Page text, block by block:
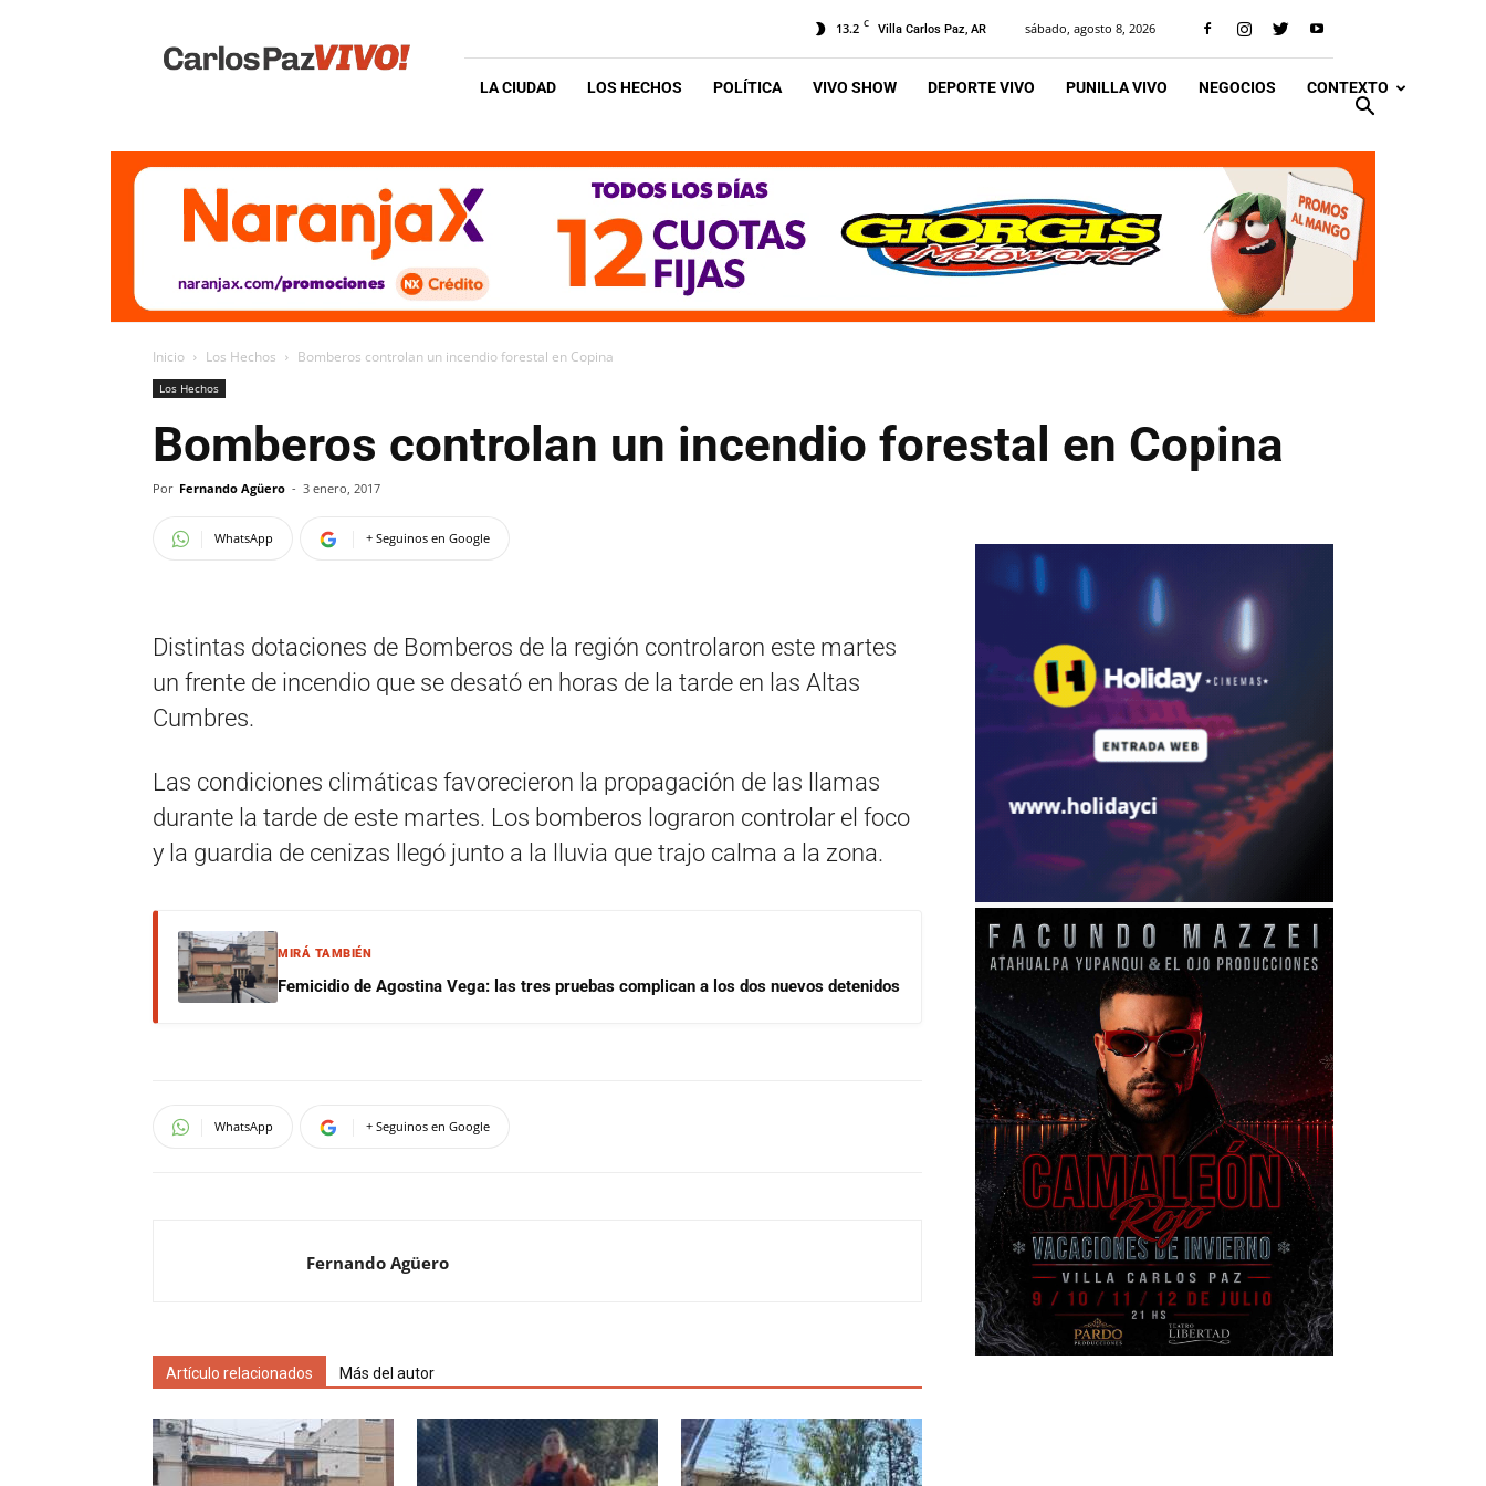
Vivo
13.2 C Villa Carlos Paz, AR sábado, agosto 8, 2026
LA CIUDAD LOS HECHOS POLÍTICA VIVO SHOW DEPORTE VIVO PUNILLA VIVO NEGOCIOS CONTEXTO
Inicio Los Hechos Bomberos controlan un incendio forestal en Copina
Los Hechos
Bomberos controlan un incendio forestal en Copina
Por Fernando Agüero - 3 enero, 2017
WhatsApp + Seguinos en Google
Distintas dotaciones de Bomberos de la región controlaron este martes
un frente de incendio que se desató en horas de la tarde en las Altas
Cumbres.
Las condiciones climáticas favorecieron la propagación de las llamas
durante la tarde de este martes. Los bomberos lograron controlar el foco
y la guardia de cenizas llegó junto a la lluvia que trajo calma a la zona.
MIRÁ TAMBIÉN
Femicidio de Agostina Vega: las tres pruebas complican a los dos nuevos detenidos
WhatsApp + Seguinos en Google
Fernando Agüero
Artículo relacionados Más del autor